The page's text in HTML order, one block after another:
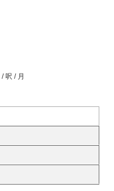
/ 呎 / 月